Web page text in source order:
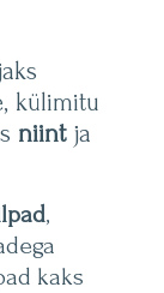
külimitu
niintja
,
kaks